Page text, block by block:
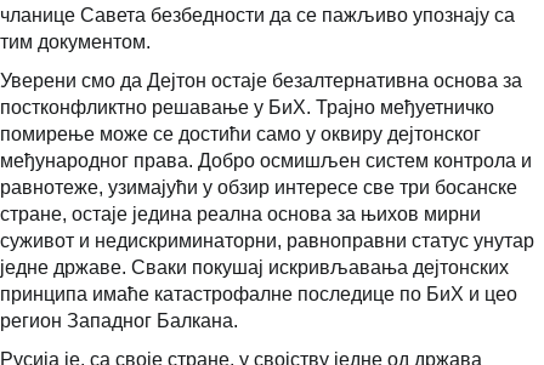
чланице Савета безбедности да се пажљиво упознају са
тим документом.
Уверени смо да Дејтон остаје безалтернативна основа за
постконфликтно решавање у БиХ. Трајно међуетничко
помирење може се достићи само у оквиру дејтонског
међународног права. Добро осмишљен систем контрола и
равнотеже, узимајући у обзир интересе све три босанске
стране, остаје једина реална основа за њихов мирни
суживот и недискриминаторни, равноправни статус унутар
једне државе. Сваки покушај искривљавања дејтонских
принципа имаће катастрофалне последице по БиХ и цео
регион Западног Балкана.
Русија је, са своје стране, у својству једне од држава